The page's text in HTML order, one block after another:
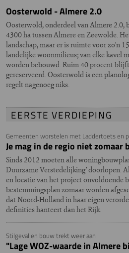
Oosterwold - Almere 2.0
Oosterwold, onderdeel van Almere 2.0,
4300 ha tussen Almere en Zeewolde.
landschap, maar er is ruimte voor zo'n
landelijke woonmilieus; van elke kavel
worden bebouwd. Ruim 40 procent
gereserveerd. Oosterwold is een
regelt nagenoeg niks.
EERSTE VERDIEPING
Gemeenten worstelen met Laddertoets en
Je mag in de regio niet zomaar
Sinds 2012 moeten alle
Duurzame Verstedelijking’ doorlopen.
en locatie van het project onvoldoende
bestemmingsplan zomaar worden
dat Noord-Holland in haar eigen
definities hanteert dan het Rijk.
Stilgevallen bouw trekt weer aan
"Lage WOZ-waarde in Almere